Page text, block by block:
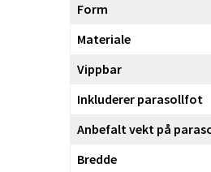
Form
Materiale
Vippbar
Inkluderer parasollfot
Anbefalt vekt på
Bredde